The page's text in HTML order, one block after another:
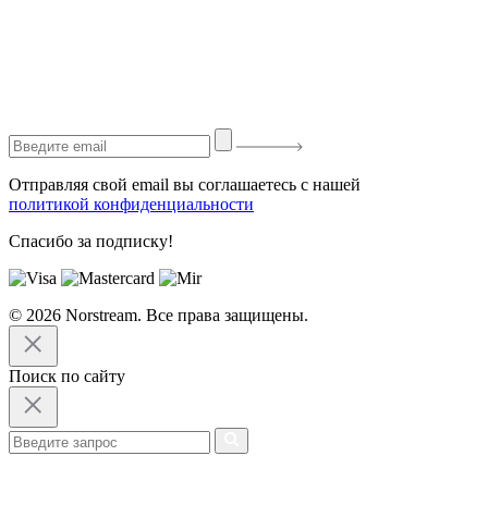
Отправляя свой email вы соглашаетесь с нашей
политикой конфиденциальности
Спасибо за подписку!
© 2026 Norstream. Все права защищены.
Поиск по сайту